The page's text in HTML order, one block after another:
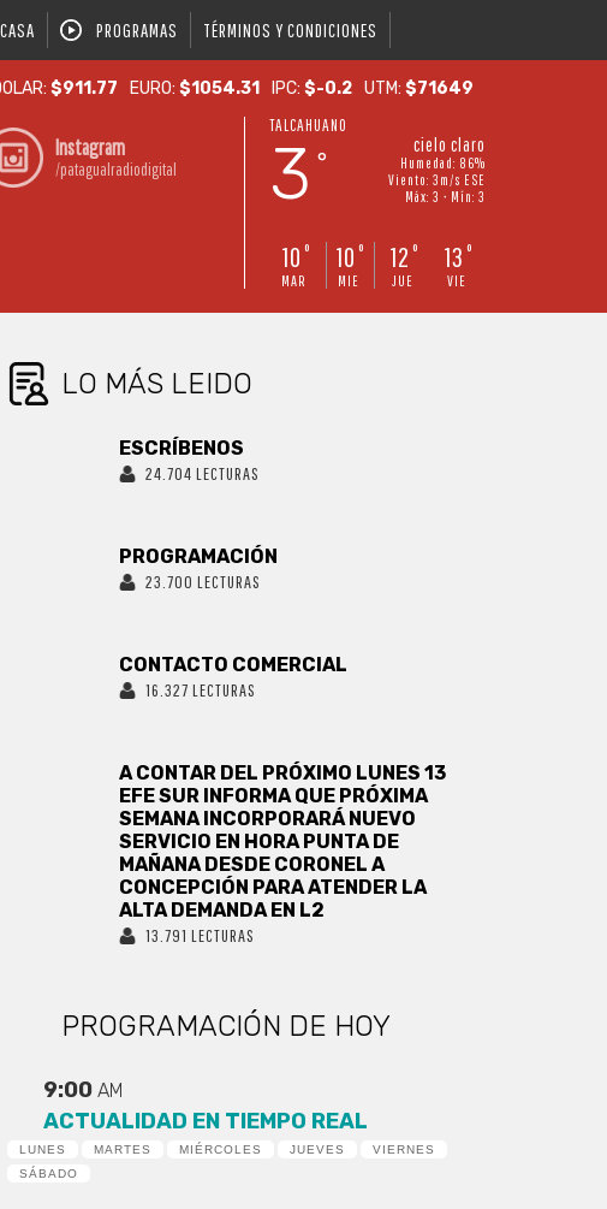
PROGRAMAS TÉRMINOS Y CONDICIONES
$911.77 EURO:$1054.31 IPC:$-0.2 UTM:$71649
Instagram
/patagualradiodigital
TALCAHUANO
3 °
cielo claro
Humedad: 86%
Viento: 3m/s ESE
Máx: 3 • Mín: 3
10 °
MAR
10 °
MIE
12 °
JUE
13 °
VIE
LO MÁS LEIDO
ESCRÍBENOS
24.704 LECTURAS
PROGRAMACIÓN
23.700 LECTURAS
CONTACTO COMERCIAL
16.327 LECTURAS
A CONTAR DEL PRÓXIMO LUNES 13
EFE SUR INFORMA QUE PRÓXIMA
SEMANA INCORPORARÁ NUEVO
SERVICIO EN HORA PUNTA DE
MAÑANA DESDE CORONEL A
CONCEPCIÓN PARA ATENDER LA
ALTA DEMANDA EN L2
13.791 LECTURAS
PROGRAMACIÓN DE HOY
9:00AM
ACTUALIDAD EN TIEMPO REAL
LUNES MARTES MIÉRCOLES JUEVES
VIERNES
SÁBADO